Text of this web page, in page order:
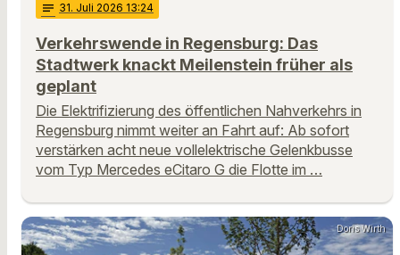
notes 31. Juli 2026 13:24
Verkehrswende in Regensburg: Das
Stadtwerk knackt Meilenstein früher als
geplant
Die Elektrifizierung des öffentlichen Nahverkehrs in
Regensburg nimmt weiter an Fahrt auf: Ab sofort
verstärken acht neue vollelektrische Gelenkbusse
vom Typ Mercedes eCitaro G die Flotte im …
Doris Wirth